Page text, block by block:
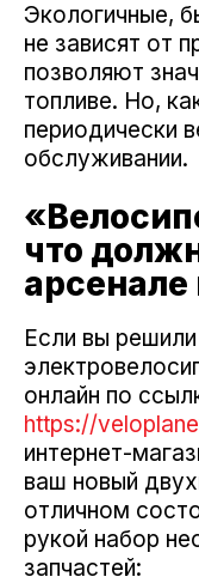
Экологичные,
не зависят от
позволяют
топливе. Но,
периодически
обслуживании.
что
арсенале
Если вы
онлайн по
https://
интернет-
ваш новый
отличном
рукой набор
запчастей: